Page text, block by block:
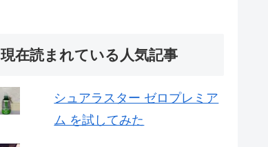
現在読まれている人気記事
シュアラスター ゼロプレミア
ム を試してみた